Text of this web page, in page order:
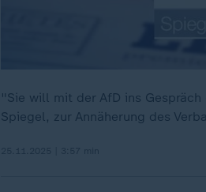
"Sie will mit der AfD ins
Spiegel, zur Annäherung des